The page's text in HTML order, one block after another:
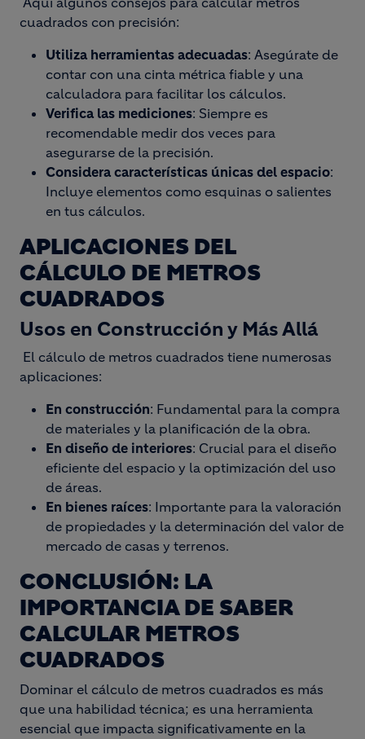
cuadrados con precisión:
Utiliza herramientas adecuadas: Asegúrate de
contar con una cinta métrica fiable y una
calculadora para facilitar los cálculos.
Verifica las mediciones: Siempre es
recomendable medir dos veces para
asegurarse de la precisión.
Considera características únicas del espacio:
Incluye elementos como esquinas o salientes
en tus cálculos.
APLICACIONES DEL
CÁLCULO DE METROS
CUADRADOS
Usos en Construcción y Más Allá
El cálculo de metros cuadrados tiene numerosas
aplicaciones:
En construcción: Fundamental para la compra
de materiales y la planificación de la obra.
En diseño de interiores: Crucial para el diseño
eficiente del espacio y la optimización del uso
de áreas.
En bienes raíces: Importante para la valoración
de propiedades y la determinación del valor de
mercado de casas y terrenos.
CONCLUSIÓN: LA
IMPORTANCIA DE SABER
CALCULAR METROS
CUADRADOS
Dominar el cálculo de metros cuadrados es más
que una habilidad técnica; es una herramienta
esencial que impacta significativamente en la